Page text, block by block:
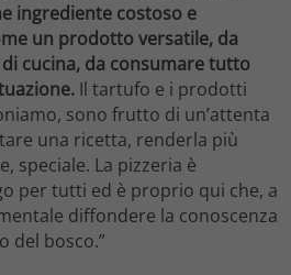
ingrediente costoso e
un prodotto versatile, da
cucina, da consumare tutto
Il tartufo e i prodotti
sono frutto di un’attenta
una ricetta, renderla più
speciale. La pizzeria è
per tutti ed è proprio qui che, a
diffondere la conoscenza
del bosco.”